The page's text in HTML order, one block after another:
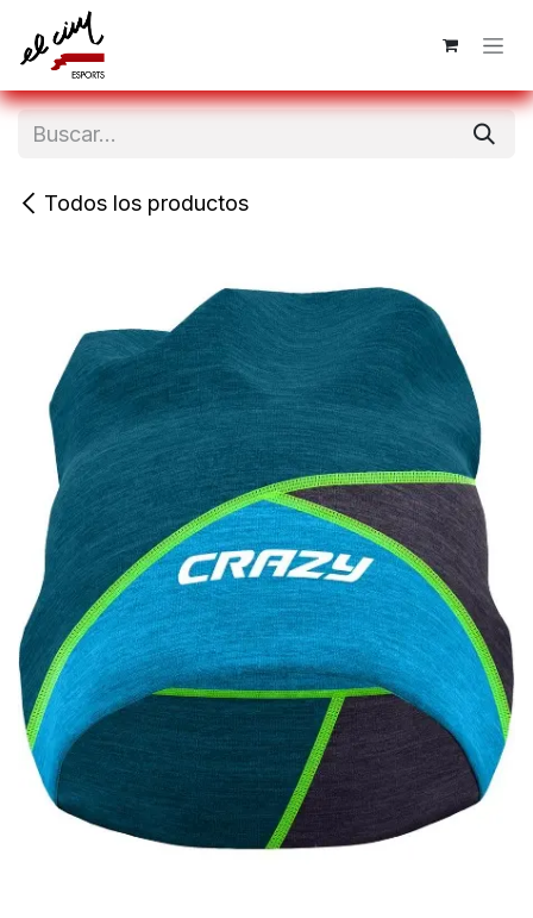
Ir al contenido
Todos los productos